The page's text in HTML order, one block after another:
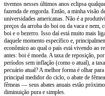
tivemos nesses últimos anos eclipsa
fazenda de engorda. Então, a minha visão
universidades americanas. Não é a
preços da arroba do boi ou da vaca e nem,
boi e o bezerro. Isso daí está muito mais
daquele momento específico e,
econômico ao qual o país está vivendo ao
antes: boi é moeda. A taxa de reposição,
períodos sem inflação (como o atual), a
pecuário atual? A melhor forma é olhar
principal medidor do ciclo, o abate de
fêmeas — seus abates anuais estão
diminuição pura e simples.